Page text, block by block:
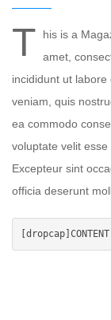
T
his is a
amet,
incididunt ut
veniam, quis
ea commodo
voluptate velit
Excepteur sint
officia deserunt